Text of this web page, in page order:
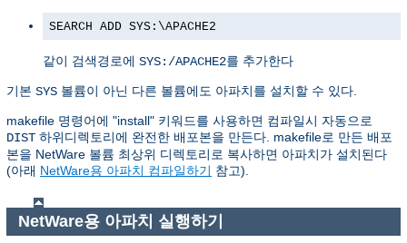
SEARCH ADD SYS:\APACHE2
같이 검색경로에 SYS:/APACHE2를 추가한다
기본 SYS 볼륨이 아닌 다른 볼륨에도 아파치를 설치할 수 있다.
makefile 명령어에 "install" 키워드를 사용하면 컴파일시 자동으로
DIST 하위디렉토리에 완전한 배포본을 만든다. makefile로 만든 배포
본을 NetWare 볼륨 최상위 디렉토리로 복사하면 아파치가 설치된다
(아래 NetWare용 아파치 컴파일하기 참고).
NetWare용 아파치 실행하기